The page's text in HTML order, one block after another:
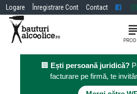
Logare Înregistrare Cont Contact
🏢 Ești persoană juridică?
facturare pe firmă, te